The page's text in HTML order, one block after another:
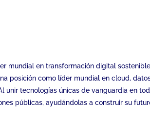
mundial en transformación digital
posición como líder mundial en cloud,
tecnologías únicas de vanguardia en
públicas, ayudándolas a construir su